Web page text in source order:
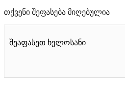
თქვენი შეფასება მიღებულია
შეაფასეთ ხელოსანი